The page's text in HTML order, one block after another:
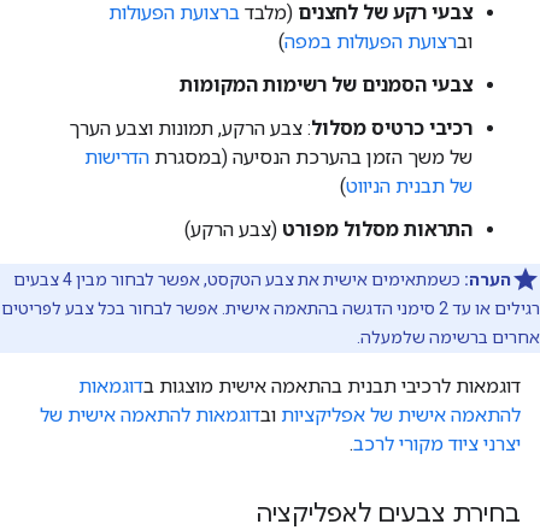
צבעי רקע של לחצנים (מלבד ברצועת הפעולות
וברצועת הפעולות במפה)
צבעי הסמנים של רשימות המקומות
רכיבי כרטיס מסלול: צבע הרקע, תמונות וצבע הערך
של משך הזמן בהערכת הנסיעה (במסגרת הדרישות
של תבנית הניווט)
התראות מסלול מפורט (צבע הרקע)
הערה:
כשמתאימים אישית את צבע הטקסט, אפשר לבחור מבין 4 צבעים
רגילים או עד 2 סימני הדגשה בהתאמה אישית. אפשר לבחור בכל צבע לפריטים
אחרים ברשימה שלמעלה.
דוגמאות לרכיבי תבנית בהתאמה אישית מוצגות בדוגמאות
להתאמה אישית של אפליקציות ובדוגמאות להתאמה אישית של
יצרני ציוד מקורי לרכב.
בחירת צבעים לאפליקציה